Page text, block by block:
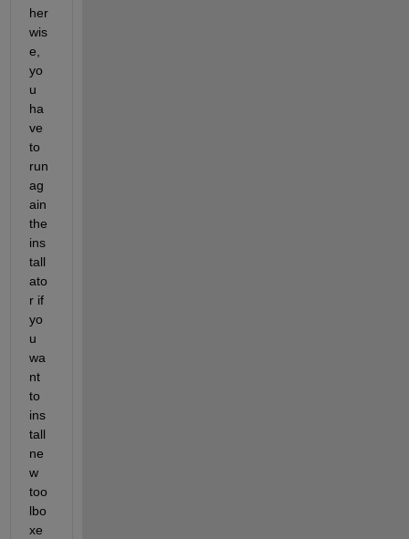
her
wis
e,
yo
u
ha
ve
to
run
ag
ain
the
ins
tall
ato
r if
yo
u
wa
nt
to
ins
tall
ne
w
too
lbo
xe